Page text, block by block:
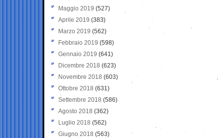
Maggio 2019 (527)
Aprile 2019 (383)
Marzo 2019 (562)
Febbraio 2019 (598)
Gennaio 2019 (641)
Dicembre 2018 (623)
Novembre 2018 (603)
Ottobre 2018 (631)
Settembre 2018 (586)
Agosto 2018 (362)
Luglio 2018 (562)
Giugno 2018 (563)